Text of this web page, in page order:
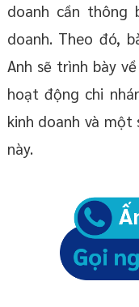
doanh cần thông
doanh. Theo đó,
Anh sẽ trình bày
hoạt động chi
kinh doanh và
này.